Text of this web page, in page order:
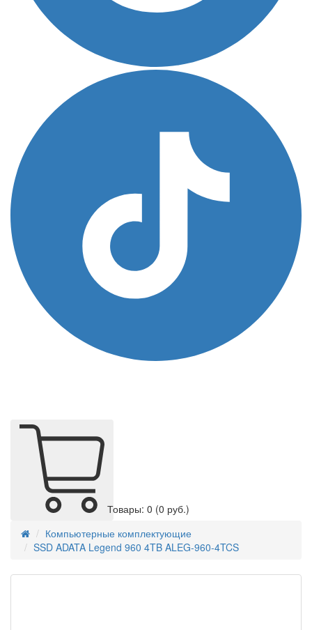
Товары: 0 (0 руб.)
Компьютерные комплектующие
SSD ADATA Legend 960 4TB ALEG-960-4TCS